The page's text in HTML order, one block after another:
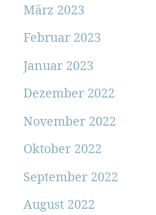
März 2023
Februar 2023
Januar 2023
Dezember 2022
November 2022
Oktober 2022
September 2022
August 2022